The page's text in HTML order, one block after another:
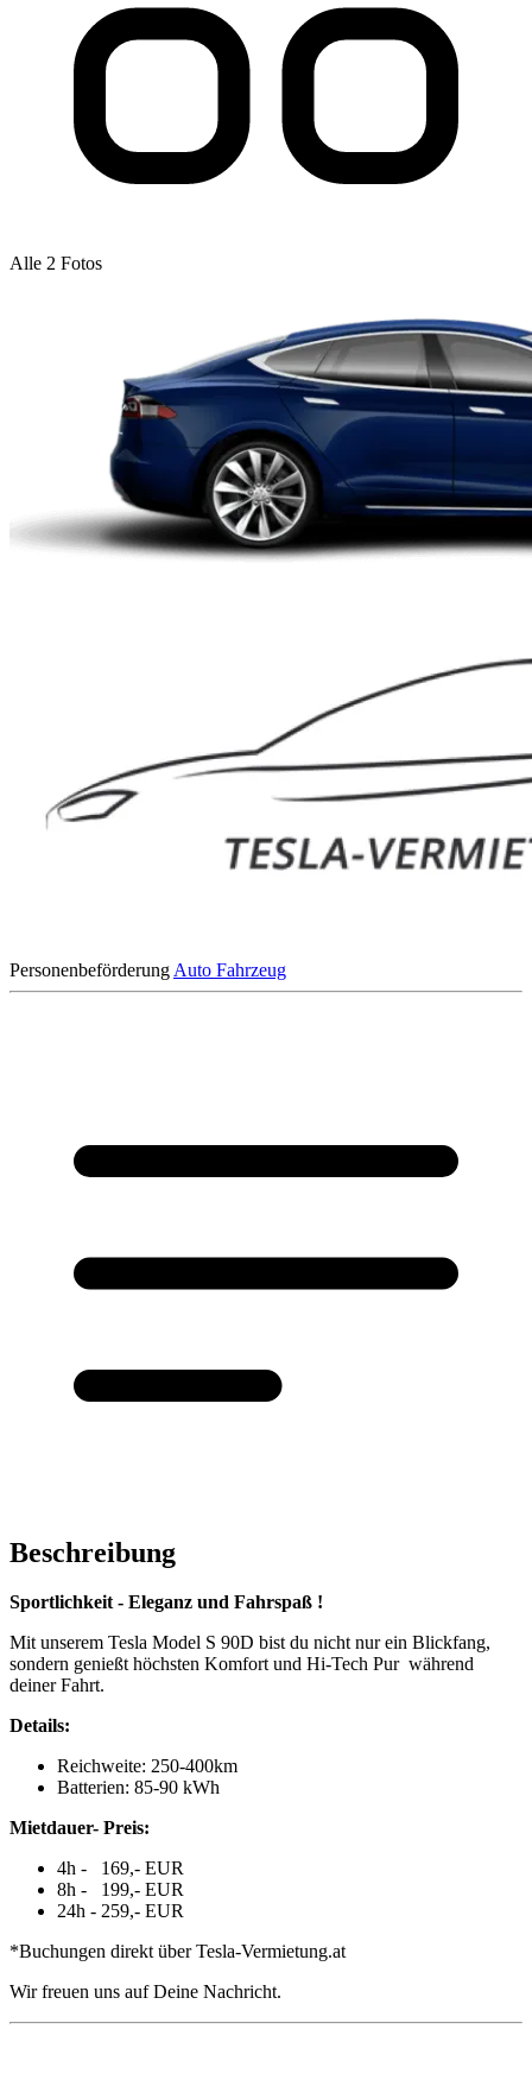
Alle 2 Fotos
Personenbeförderung Auto Fahrzeug
Beschreibung
Sportlichkeit - Eleganz und Fahrspaß !
Mit unserem Tesla Model S 90D bist du nicht nur ein Blickfang,
sondern genießt höchsten Komfort und Hi-Tech Pur während
deiner Fahrt.
Details:
Reichweite: 250-400km
Batterien: 85-90 kWh
Mietdauer- Preis:
4h - 169,- EUR
8h - 199,- EUR
24h - 259,- EUR
*Buchungen direkt über Tesla-Vermietung.at
Wir freuen uns auf Deine Nachricht.